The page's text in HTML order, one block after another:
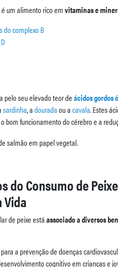
um alimento rico emvitaminas e
do complexo B
pelo seu elevado teor deácidos gordos
sardinha, adouradaou acavala. Estes
o bom funcionamento do cérebro e a
do Consumo de
Vida
de peixe estáassociado a diversos
a prevenção de doenças
cognitivo em crianças e